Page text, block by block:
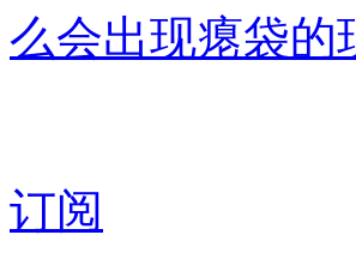
么会出现瘪袋的
订阅